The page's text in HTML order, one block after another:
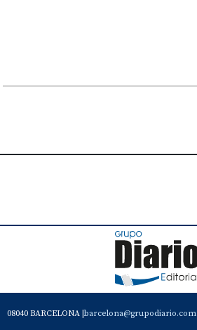
08040 BARCELONA | barcelona@grupodiario.com